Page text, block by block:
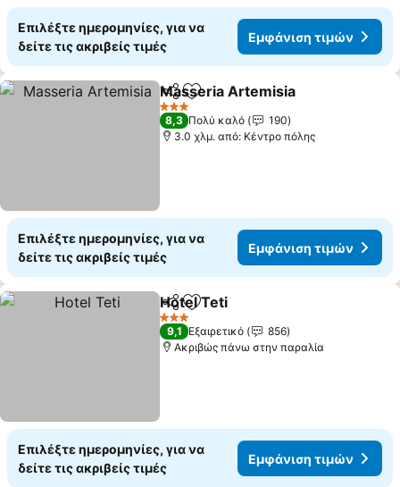
Επιλέξτε ημερομηνίες, για να
δείτε τις ακριβείς τιμές
Εμφάνιση τιμών
Κοινοποίηση
Προσθήκη στα αγαπημένα
Masseria Artemisia
3 Αστέρια
8,3 Πολύ καλό
190
3.0 χλμ. από: Κέντρο πόλης
Επιλέξτε ημερομηνίες, για να
δείτε τις ακριβείς τιμές
Εμφάνιση τιμών
Κοινοποίηση
Προσθήκη στα αγαπημένα
Hotel Teti
3 Αστέρια
9,1 Εξαιρετικό
856
Ακριβώς πάνω στην παραλία
Επιλέξτε ημερομηνίες, για να
δείτε τις ακριβείς τιμές
Εμφάνιση τιμών